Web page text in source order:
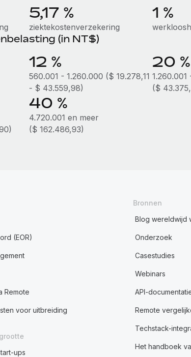
5,17 %
ziektekostenverzekering
1 %
(in NT$)
12 %
560.001 - 1.260.000 ($ 19.278,11
- $ 43.559,98)
20 %
1.260.001
($
40 %
4.720.001 en meer
($ 162.486,93)
(EOR)
Remote
voor uitbreiding
ups
Bronnen
Blog wereldwijd
Onderzoek
Casestudies
Webinars
API-
Remote
Techstack-
Het handboek